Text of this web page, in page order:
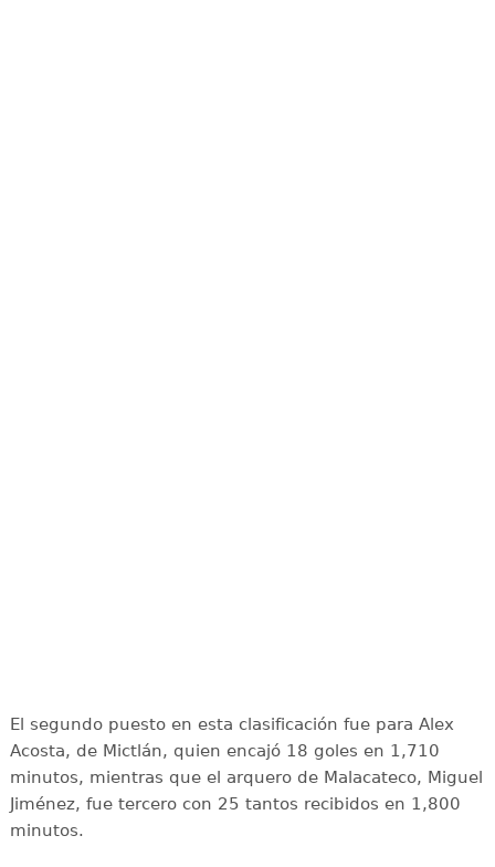
El segundo puesto en esta clasificación fue para Alex
Acosta, de Mictlán, quien encajó 18 goles en 1,710
minutos, mientras que el arquero de Malacateco, Miguel
Jiménez, fue tercero con 25 tantos recibidos en 1,800
minutos.